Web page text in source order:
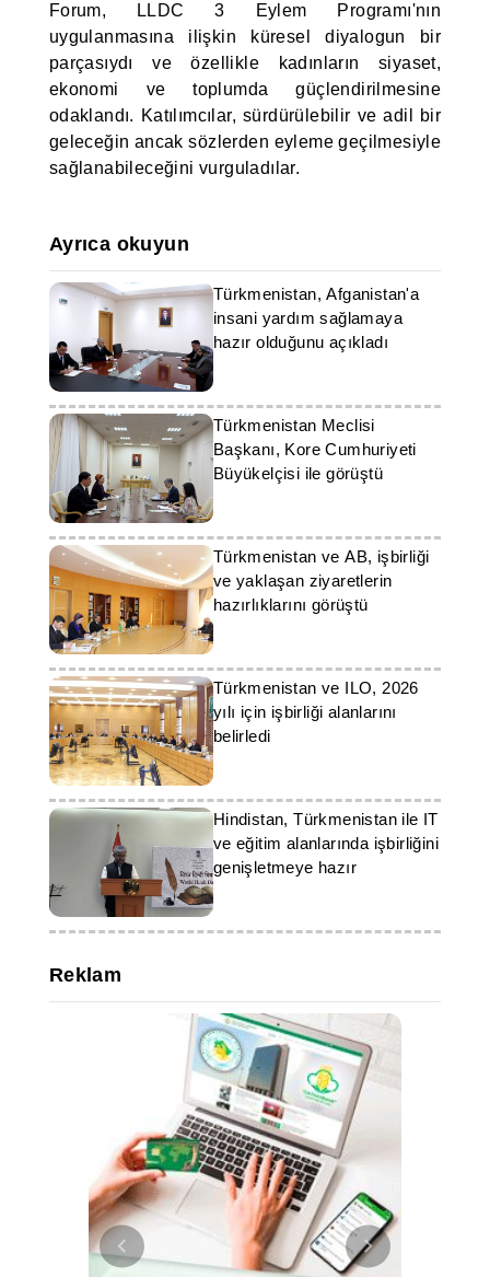
Forum, LLDC 3 Eylem Programı'nın
uygulanmasına ilişkin küresel diyalogun bir
parçasıydı ve özellikle kadınların siyaset,
ekonomi ve toplumda güçlendirilmesine
odaklandı. Katılımcılar, sürdürülebilir ve adil bir
geleceğin ancak sözlerden eyleme geçilmesiyle
sağlanabileceğini vurguladılar.
Ayrıca okuyun
Türkmenistan, Afganistan'a
insani yardım sağlamaya
hazır olduğunu açıkladı
Türkmenistan Meclisi
Başkanı, Kore Cumhuriyeti
Büyükelçisi ile görüştü
Türkmenistan ve AB, işbirliği
ve yaklaşan ziyaretlerin
hazırlıklarını görüştü
Türkmenistan ve ILO, 2026
yılı için işbirliği alanlarını
belirledi
Hindistan, Türkmenistan ile IT
ve eğitim alanlarında işbirliğini
genişletmeye hazır
Reklam